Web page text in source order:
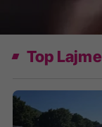
Top Lajme